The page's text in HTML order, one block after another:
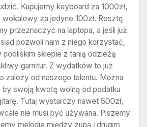
Kupujemy keyboard za 1000zł,
za jedyne 100zł. Resztę
przeznaczyć na laptopa, a jeśli już
pozwoli nam z niego korzystać,
sklepie z tanią odzieżą
garnitur. Z wydatków to już
zależy od naszego talentu. Można
by swoją kwotę wolną od podatku
Tutaj wystarczy nawet 500zł,
nie musi być używana. Piszemy
melodie między zupą i drugim